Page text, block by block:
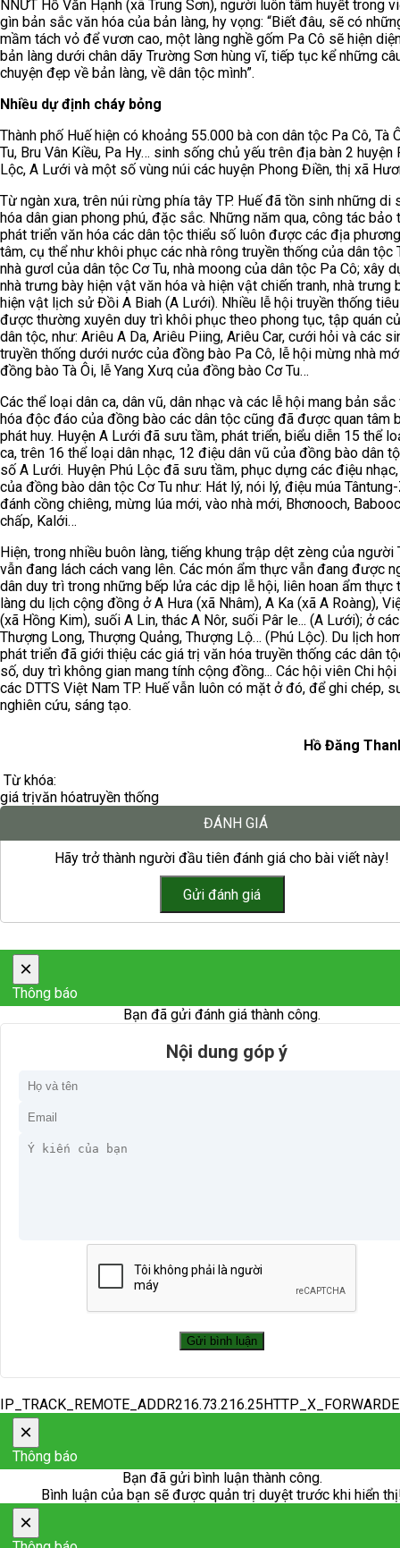
NNƯT Hồ Văn Hạnh (xã Trung Sơn), người luôn tâm huyết trong
gìn bản sắc văn hóa của bản làng, hy vọng: “Biết đâu, sẽ có
mầm tách vỏ để vươn cao, một làng nghề gốm Pa Cô sẽ hiện
bản làng dưới chân dãy Trường Sơn hùng vĩ, tiếp tục kể những
chuyện đẹp về bản làng, về dân tộc mình”.
Nhiều dự định cháy bỏng
Thành phố Huế hiện có khoảng 55.000 bà con dân tộc Pa Cô, Tà
Tu, Bru Vân Kiều, Pa Hy… sinh sống chủ yếu trên địa bàn 2 huyện
Lộc, A Lưới và một số vùng núi các huyện Phong Điền, thị xã
Từ ngàn xưa, trên núi rừng phía tây TP. Huế đã tồn sinh những di
hóa dân gian phong phú, đặc sắc. Những năm qua, công tác bảo
phát triển văn hóa các dân tộc thiểu số luôn được các địa
tâm, cụ thể như khôi phục các nhà rông truyền thống của dân tộc
nhà gươl của dân tộc Cơ Tu, nhà moong của dân tộc Pa Cô; xây
nhà trưng bày hiện vật văn hóa và hiện vật chiến tranh, nhà trưng
hiện vật lịch sử Đồi A Biah (A Lưới). Nhiều lễ hội truyền thống
được thường xuyên duy trì khôi phục theo phong tục, tập quán
dân tộc, như: Ariêu A Da, Ariêu Piing, Ariêu Car, cưới hỏi và các
truyền thống dưới nước của đồng bào Pa Cô, lễ hội mừng nhà
đồng bào Tà Ôi, lễ Yang Xưq của đồng bào Cơ Tu…
Các thể loại dân ca, dân vũ, dân nhạc và các lễ hội mang bản sắc
hóa độc đáo của đồng bào các dân tộc cũng đã được quan tâm
phát huy. Huyện A Lưới đã sưu tầm, phát triển, biểu diễn 15 thể
ca, trên 16 thể loại dân nhạc, 12 điệu dân vũ của đồng bào dân
số A Lưới. Huyện Phú Lộc đã sưu tầm, phục dựng các điệu
của đồng bào dân tộc Cơ Tu như: Hát lý, nói lý, điệu múa
đánh cồng chiêng, mừng lúa mới, vào nhà mới, Bhơnooch,
chấp, Kalới…
Hiện, trong nhiều buôn làng, tiếng khung trập dệt zèng của người
vẫn đang lách cách vang lên. Các món ẩm thực vẫn đang được
dân duy trì trong những bếp lửa các dịp lễ hội, liên hoan ẩm thực
làng du lịch cộng đồng ở A Hưa (xã Nhâm), A Ka (xã A Roàng),
(xã Hồng Kim), suối A Lin, thác A Nôr, suối Pâr le... (A Lưới); ở
Thượng Long, Thượng Quảng, Thượng Lộ… (Phú Lộc). Du lịch
phát triển đã giới thiệu các giá trị văn hóa truyền thống các dân
số, duy trì không gian mang tính cộng đồng... Các hội viên Chi hội
các DTTS Việt Nam TP. Huế vẫn luôn có mặt ở đó, để ghi chép,
nghiên cứu, sáng tạo.
Hồ Đăng
Từ khóa:
giá trịvăn hóatruyền thống
ĐÁNH GIÁ
Hãy trở thành người đầu tiên đánh giá cho bài viết này!
×
Thông báo
Bạn đã gửi đánh giá thành công.
Nội dung góp ý
×
Thông báo
Bạn đã gửi bình luận thành công.
Bình luận của bạn sẽ được quản trị duyệt trước khi hiển
×